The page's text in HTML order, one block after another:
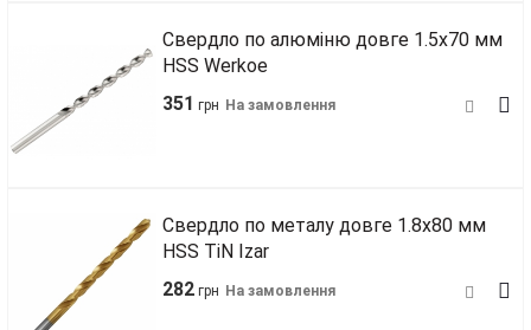
Свердло по алюміню довге 1.5х70 мм
HSS Werkoe
351 грн На замовлення
Свердло по металу довге 1.8х80 мм
HSS TiN Izar
282 грн На замовлення